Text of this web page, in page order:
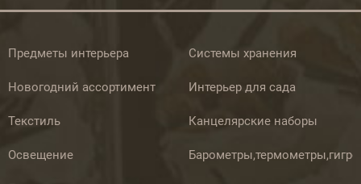
Предметы интерьера
Новогодний ассортимент
Текстиль
Освещение
Системы хранения
Интерьер для сада
Канцелярские наборы